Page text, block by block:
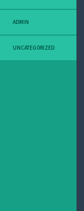
ADMIN
UNCATEGORIZED